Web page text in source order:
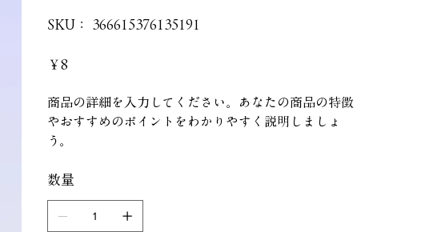
SKU：
366615376135191
366615376135191
格
￥8
商品の詳細を入力してください。あなたの商品の特徴
やおすすめのポイントをわかりやすく説明しましょ
う。
数量